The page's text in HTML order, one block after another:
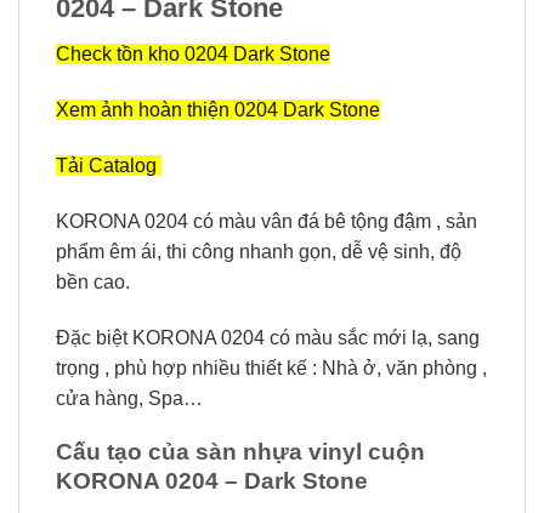
0204 – Dark Stone
Check tồn kho 0204 Dark Stone
Xem ảnh hoàn thiện 0204 Dark Stone
Tải Catalog
KORONA 0204 có màu vân đá bê tộng đậm , sản
phẩm êm ái, thi công nhanh gọn, dễ vệ sinh, độ
bền cao.
Đặc biệt KORONA 0204 có màu sắc mới lạ, sang
trọng , phù hợp nhiều thiết kế : Nhà ở, văn phòng ,
cửa hàng, Spa…
Cấu tạo của sàn nhựa vinyl cuộn
KORONA 0204 – Dark Stone